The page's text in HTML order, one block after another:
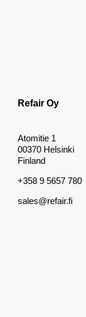
Refair Oy
Atomitie 1
00370 Helsinki
Finland
+358 9 5657 780
sales@refair.fi